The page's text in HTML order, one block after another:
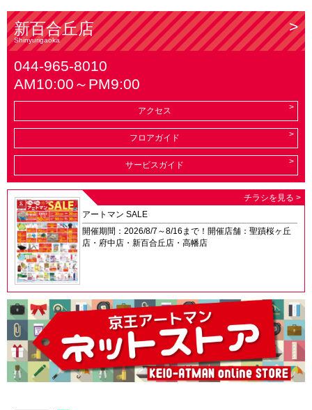
新百合丘店
Shinyurigaoka
044-965-8010
AM10:00～PM9:00
アクセス
フロアガイド
サービスガイド
チラシを見る >
アートマン SALE
開催期間：2026/8/7～8/16まで！開催店舗：聖蹟桜ヶ丘
店・府中店・新百合丘店・高幡店